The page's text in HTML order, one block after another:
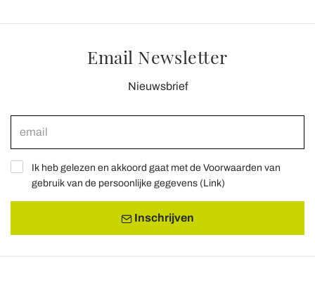
Email Newsletter
Nieuwsbrief
Ik heb gelezen en akkoord gaat met de Voorwaarden van
gebruik van de persoonlijke gegevens (Link)
Inschrijven